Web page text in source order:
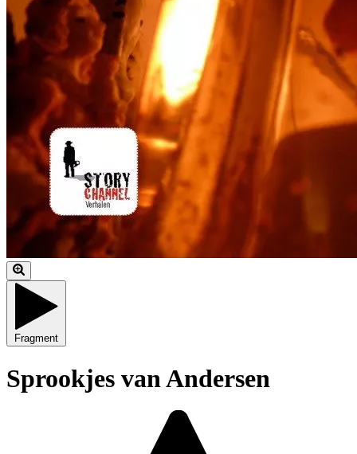
Fragment
Sprookjes van Andersen